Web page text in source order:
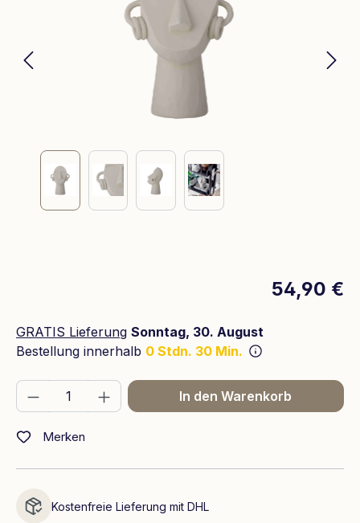
54,90 €
GRATIS Lieferung Sonntag, 30. August
Bestellung innerhalb 0 Stdn. 30 Min.
Produkt Anzahl: Gib den gewünschten
In den Warenkorb
Merken
Kostenfreie Lieferung mit DHL